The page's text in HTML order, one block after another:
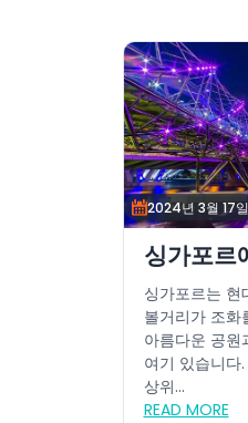
2024년 3월 17일
싱가포르
싱가포르는 현
볼거리가 조화
아름다운 공원
여기 있습니다
상위...
READ MORE